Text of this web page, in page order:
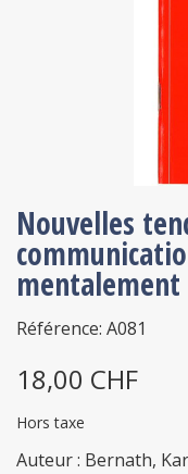
Nouvelles
mentalement
Référence: A081
18,00 CHF
Hors taxe
Auteur : Bernath,